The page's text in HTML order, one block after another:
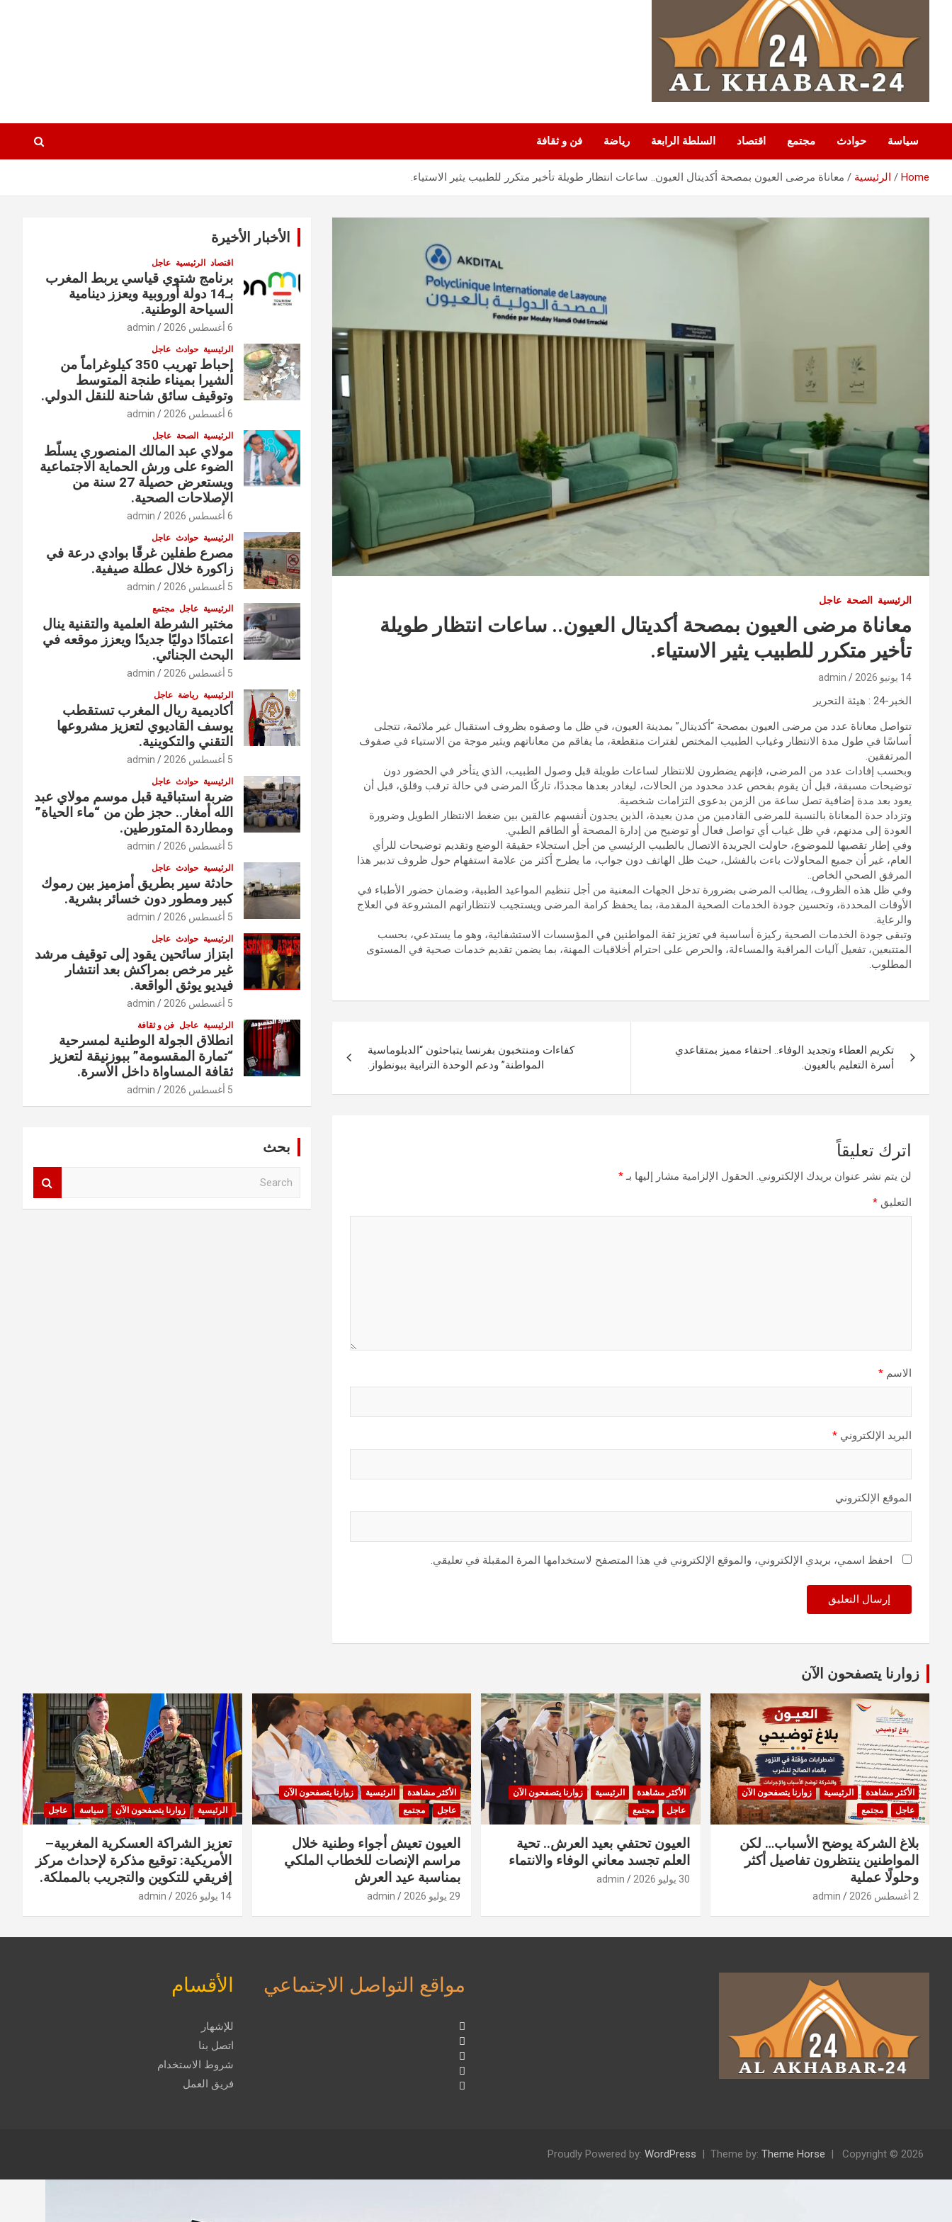
سياسة حوادث مجتمع اقتصاد السلطة الرابعة رياضة فن و ثقافة
Home الرئيسية معاناة مرضى العيون بمصحة أكديتال العيون.. ساعات انتظار طويلة تأخير متكرر للطبيب يثير الاستياء.
الرئيسية الصحة عاجل
معاناة مرضى العيون بمصحة أكديتال العيون.. ساعات انتظار طويلة
تأخير متكرر للطبيب يثير الاستياء.
14 يونيو 2026 admin
الخبر-24 : هيئة التحرير
تتواصل معاناة عدد من مرضى العيون بمصحة “أكديتال” بمدينة العيون، في ظل ما وصفوه بظروف استقبال غير ملائمة، تتجلى
أساسًا في طول مدة الانتظار وغياب الطبيب المختص لفترات متقطعة، ما يفاقم من معاناتهم ويثير موجة من الاستياء في صفوف
المرتفقين.
وبحسب إفادات عدد من المرضى، فإنهم يضطرون للانتظار لساعات طويلة قبل وصول الطبيب، الذي يتأخر في الحضور دون
توضيحات مسبقة، قبل أن يقوم بفحص عدد محدود من الحالات، ليغادر بعدها مجددًا، تاركًا المرضى في حالة ترقب وقلق، قبل أن
يعود بعد مدة إضافية تصل ساعة من الزمن بدعوى التزامات شخصية.
وتزداد حدة المعاناة بالنسبة للمرضى القادمين من مدن بعيدة، الذين يجدون أنفسهم عالقين بين ضغط الانتظار الطويل وضرورة
العودة إلى مدنهم، في ظل غياب أي تواصل فعال أو توضيح من إدارة المصحة أو الطاقم الطبي.
وفي إطار تقصيها للموضوع، حاولت الجريدة الاتصال بالطبيب الرئيسي من أجل استجلاء حقيقة الوضع وتقديم توضيحات للرأي
العام، غير أن جميع المحاولات باءت بالفشل، حيث ظل الهاتف دون جواب، ما يطرح أكثر من علامة استفهام حول ظروف تدبير هذا
المرفق الصحي الخاص..
وفي ظل هذه الظروف، يطالب المرضى بضرورة تدخل الجهات المعنية من أجل تنظيم المواعيد الطبية، وضمان حضور الأطباء في
الأوقات المحددة، وتحسين جودة الخدمات الصحية المقدمة، بما يحفظ كرامة المرضى ويستجيب لانتظاراتهم المشروعة في العلاج
والرعاية.
وتبقى جودة الخدمات الصحية ركيزة أساسية في تعزيز ثقة المواطنين في المؤسسات الاستشفائية، وهو ما يستدعي، بحسب
المتتبعين، تفعيل آليات المراقبة والمساءلة، والحرص على احترام أخلاقيات المهنة، بما يضمن تقديم خدمات صحية في المستوى
المطلوب.
المقالات
تكريم العطاء وتجديد الوفاء.. احتفاء مميز بمتقاعدي
أسرة التعليم بالعيون.
كفاءات ومنتخبون بفرنسا يتباحثون “الدبلوماسية
المواطنة” ودعم الوحدة الترابية ببونطواز.
اترك تعليقاً
لن يتم نشر عنوان بريدك الإلكتروني. الحقول الإلزامية مشار إليها بـ *
التعليق *
الاسم *
البريد الإلكتروني *
الموقع الإلكتروني
احفظ اسمي، بريدي الإلكتروني، والموقع الإلكتروني في هذا المتصفح لاستخدامها المرة المقبلة في تعليقي.
الأخبار الأخيرة
اقتصاد الرئيسية عاجل
برنامج شتوي قياسي يربط المغرب
بـ14 دولة أوروبية ويعزز دينامية
السياحة الوطنية.
6 أغسطس 2026 admin
الرئيسية حوادث عاجل
إحباط تهريب 350 كيلوغراماً من
الشيرا بميناء طنجة المتوسط
وتوقيف سائق شاحنة للنقل الدولي.
6 أغسطس 2026 admin
الرئيسية الصحة عاجل
مولاي عبد المالك المنصوري يسلّط
الضوء على ورش الحماية الاجتماعية
ويستعرض حصيلة 27 سنة من
الإصلاحات الصحية.
6 أغسطس 2026 admin
الرئيسية حوادث عاجل
مصرع طفلين غرقًا بوادي درعة في
زاكورة خلال عطلة صيفية.
5 أغسطس 2026 admin
الرئيسية عاجل مجتمع
مختبر الشرطة العلمية والتقنية ينال
اعتمادًا دوليًا جديدًا ويعزز موقعه في
البحث الجنائي.
5 أغسطس 2026 admin
الرئيسية رياضة عاجل
أكاديمية ريال المغرب تستقطب
يوسف القاديوي لتعزيز مشروعها
التقني والتكوينية.
5 أغسطس 2026 admin
الرئيسية حوادث عاجل
ضربة استباقية قبل موسم مولاي عبد
الله أمغار.. حجز طن من “ماء الحياة”
ومطاردة المتورطين.
5 أغسطس 2026 admin
الرئيسية حوادث عاجل
حادثة سير بطريق أمزميز بين رموك
كبير ومطور دون خسائر بشرية.
5 أغسطس 2026 admin
الرئيسية حوادث عاجل
ابتزاز سائحين يقود إلى توقيف مرشد
غير مرخص بمراكش بعد انتشار
فيديو يوثق الواقعة.
5 أغسطس 2026 admin
الرئيسية عاجل فن و ثقافة
انطلاق الجولة الوطنية لمسرحية
“تمارة المقسومة” ببوزنيقة لتعزيز
ثقافة المساواة داخل الأسرة.
5 أغسطس 2026 admin
بحث
زوارنا يتصفحون الآن
الأكثر مشاهدة الرئيسية
زوارنا يتصفحون الآن
عاجل
مجتمع
بلاغ الشركة يوضح الأسباب… لكن
المواطنين ينتظرون تفاصيل أكثر
وحلولًا عملية
2 أغسطس 2026 admin
الأكثر مشاهدة الرئيسية
زوارنا يتصفحون الآن
عاجل
مجتمع
العيون تحتفي بعيد العرش.. تحية
العلم تجسد معاني الوفاء والانتماء
30 يوليو 2026 admin
الأكثر مشاهدة الرئيسية
زوارنا يتصفحون الآن
عاجل
مجتمع
العيون تعيش أجواء وطنية خلال
مراسم الإنصات للخطاب الملكي
بمناسبة عيد العرش
29 يوليو 2026 admin
الرئيسية زوارنا يتصفحون الآن سياسة عاجل
تعزيز الشراكة العسكرية المغربية–
الأمريكية: توقيع مذكرة لإحداث مركز
إفريقي للتكوين والتجريب بالمملكة.
14 يوليو 2026 admin
مواقع التواصل الاجتماعي الأقسام
للإشهار
اتصل بنا
شروط الاستخدام
فريق العمل
Copyright © 2026
Theme by: Theme Horse
Proudly Powered by: WordPress